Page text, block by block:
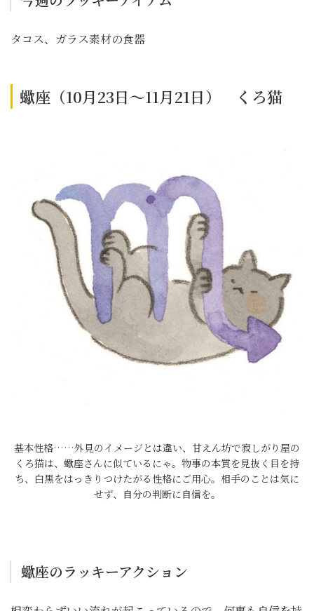
タコス、ガラス素材の食器
蠍座（10月23日～11月21日） くろ猫
基本性格……外見のイメージとは違い、甘えん坊で寂しがり屋の
くろ猫は、蠍座さんに似ているにゃ。物事の本質を見抜く目を持
ち、白黒をはっきりつけたがる性格にご用心。相手のことは気に
せず、自分の判断に自信を。
蠍座のラッキーアクション